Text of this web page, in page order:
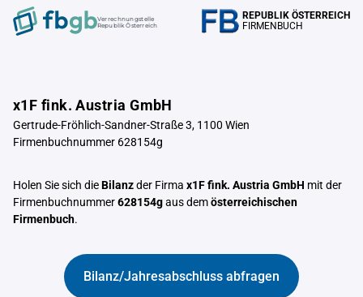
Verrechnungstelle
Republik Österreich
REPUBLIK ÖSTERREICH
FIRMENBUCH
x1F fink. Austria GmbH
Gertrude-Fröhlich-Sandner-Straße 3, 1100 Wien
Firmenbuchnummer 628154g
Holen Sie sich dieBilanzder Firma x1F fink. Austria GmbH mit der
Firmenbuchnummer628154gaus demösterreichischen
Firmenbuch.
Bilanz/Jahresabschluss abfragen